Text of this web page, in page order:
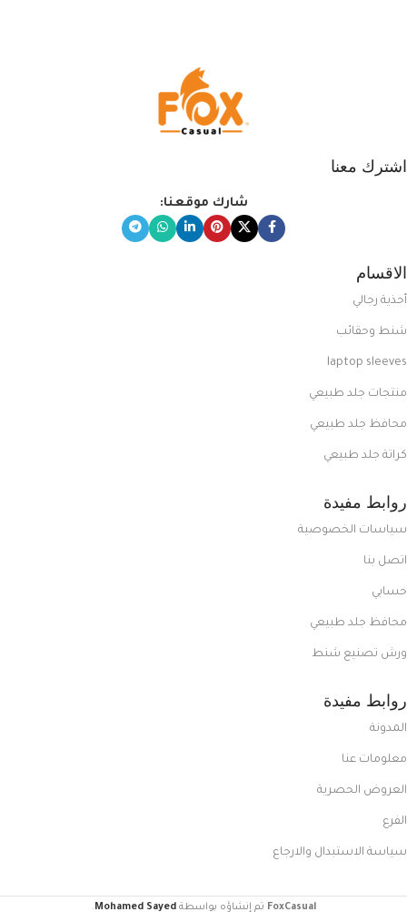
اشترك معنا
شارك موقعنا:
الاقسام
أحذية رجالي
شنط وحقائب
laptop sleeves
منتجات جلد طبيعي
محافظ جلد طبيعي
كراتة جلد طبيعي
روابط مفيدة
سياسات الخصوصية
اتصل بنا
حسابي
محافظ جلد طبيعي
ورش تصنيع شنط
روابط مفيدة
المدونة
معلومات عنا
العروض الحصرية
الفرع
سياسة الاستبدال والارجاع
FoxCasual تم إنشاؤه بواسطةMohamed Sayed
.